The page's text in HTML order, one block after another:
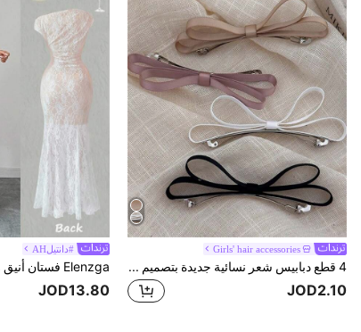
Girls' hair accessories
4 قطع دبابيس شعر نسائية جديدة بتصميم بسيط بشكل فراشة، مشابك شعر ربيعية، إكسسوارات شعر، مشابك شعر، مشابك شعر، ملابس شتوية للنساء، فيونكات، جميلة، أنيقة، إكسسوارات رأس
JOD2.10
#دانتيلAH
JOD13.80